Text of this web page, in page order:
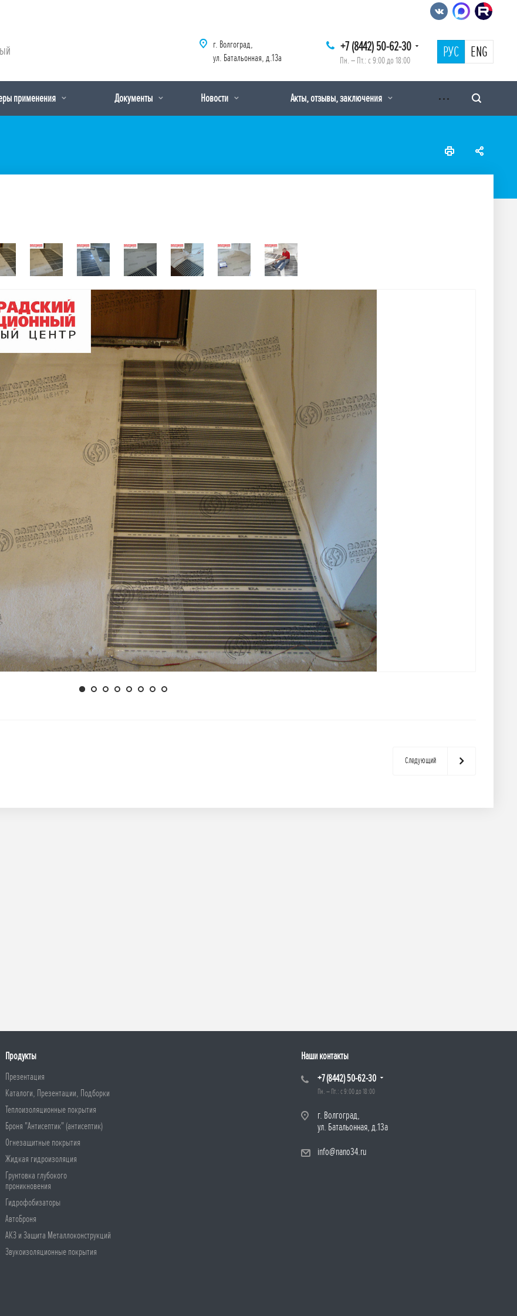
+7 (8442) 50-62-30
Пн. – Пт.: с 9:00 до 18:00 РУС ENG
г. Волгоград,
ул. Батальонная, д.13а
применения Документы Новости Акты, отзывы, заключения
Следующий
Продукты
Презентация
Каталоги, Презентации, Подборки
Теплоизоляционные покрытия
Броня "Антисептик" (антисептик)
Огнезащитные покрытия
Жидкая гидроизоляция
Грунтовка глубокого
проникновения
Гидрофобизаторы
АвтоБроня
АКЗ и Защита Металлоконструкций
Звукоизоляционные покрытия
Наши контакты
+7 (8442) 50-62-30
Пн. – Пт.: с 9:00 до 18:00
г. Волгоград,
ул. Батальонная, д.13а
info@nano34.ru